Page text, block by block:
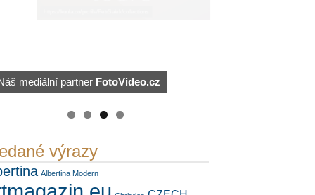
výrazy
Albertina Modern